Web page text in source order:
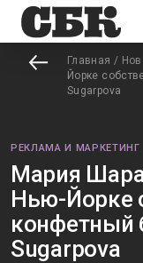
Главная /
Йорке
Sugarpova
РЕКЛАМА И МАРКЕТИНГ
Мария
Нью-Йорке
конфетный
Sugarpova